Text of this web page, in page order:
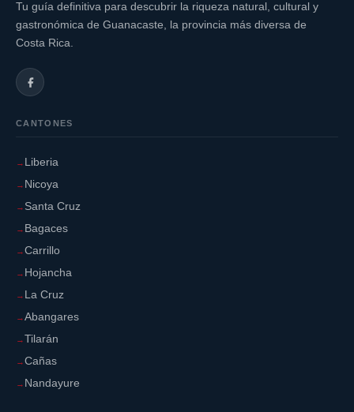
Tu guía definitiva para descubrir la riqueza natural, cultural y
gastronómica de Guanacaste, la provincia más diversa de
Costa Rica.
CANTONES
Liberia
Nicoya
Santa Cruz
Bagaces
Carrillo
Hojancha
La Cruz
Abangares
Tilarán
Cañas
Nandayure